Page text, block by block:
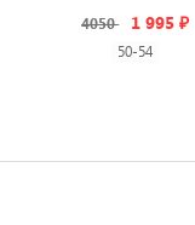
4050 1 995 ₽
50-54